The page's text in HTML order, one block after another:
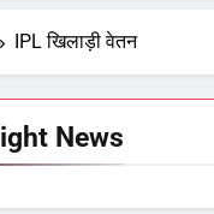
IPL खिलाड़ी वेतन
News